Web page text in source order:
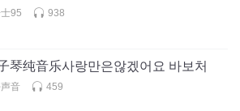
95 938
琴纯音乐사랑만은않겠어요 바보처
音 459